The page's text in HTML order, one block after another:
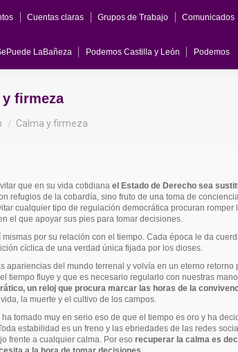
Cuentas claras Grupos de Trabajo Comunicados
LaBañeza Podemos Castilla y León Podemos
y firmeza
Calma y firmeza
que en su vida cotidiana el Estado de Derecho sea
refugios de la cobardía, sino fruto de una toma de
cualquier tipo de regulación democrática procuran
el que apoyar sus pies para tomar decisiones.
por su relación con el tiempo. Cada época le da
cíclica de una verdad única fijada por los dioses.
apariencias del mundo terrenal y volvía en un eterno
tiempo fluye y que es necesario regularlo con nuestras
un reloj que procura marcar las horas de la
la muerte y el cultivo de los campos.
tomado muy en serio eso de que el tiempo es oro y ha
estabilidad es un freno y las ebriedades de las redes
frente a cualquier calma. Por esorecuperar la calma es
Grupos de Trabajo Comunicados Opinión